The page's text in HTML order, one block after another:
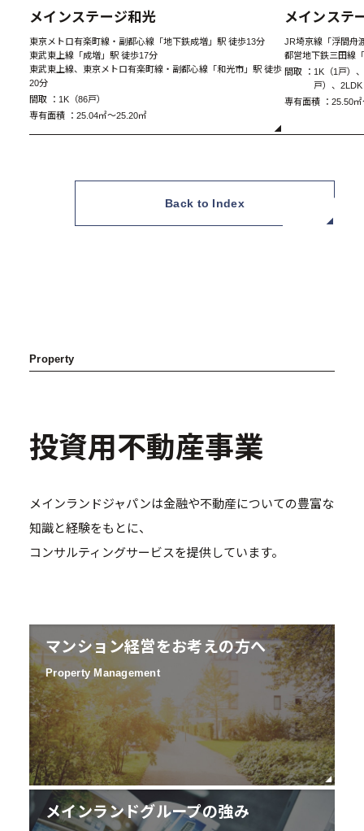
メインステージ和光
東京メトロ有楽町線・副都心線「地下鉄成増」駅 徒歩13分
東武東上線「成増」駅 徒歩17分
東武東上線、東京メトロ有楽町線・副都心線「和光市」駅 徒歩
20分
間取 ： 1K（86戸）
専有面積 ： 25.04㎡～25.20㎡
メインステ
JR埼京線「浮間舟
都営地下鉄三田線
間取 ： 1K（1戸）
戸）、
専有面積 ： 25.50
Back to Index
Property
投資用不動産事業
メインランドジャパンは金融や不動産についての豊富な
知識と経験をもとに、
コンサルティングサービスを提供しています。
マンション経営をお考えの方へ
Property Management
メインランドグループの強み